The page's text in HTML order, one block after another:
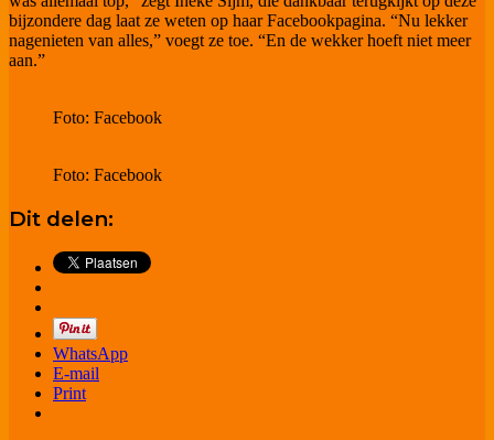
bijzondere dag laat ze weten op haar Facebookpagina. “Nu lekker
nagenieten van alles,” voegt ze toe. “En de wekker hoeft niet meer
aan.”
Foto: Facebook
Foto: Facebook
Dit delen:
WhatsApp
E-mail
Print